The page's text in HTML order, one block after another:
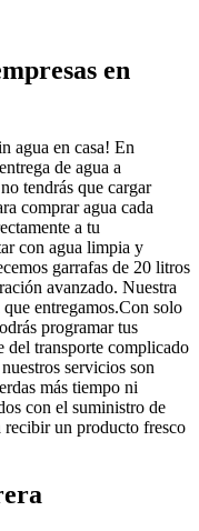
en
agua en casa! En
de agua a
tendrás que cargar
comprar agua cada
a tu
con agua limpia y
garrafas de 20 litros
avanzado. Nuestra
entregamos.Con solo
programar tus
del transporte complicado
servicios son
más tiempo ni
con el suministro de
recibir un producto fresco